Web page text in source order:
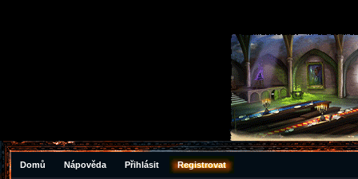
Domů Nápověda Přihlásit Registrovat